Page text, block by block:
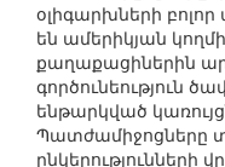
օլիգարխների բոլոր
են ամերիկյան
քաղաքացիներին
գործունեություն
ենթարկված
Պատժամիջոցները
ընկերությունների